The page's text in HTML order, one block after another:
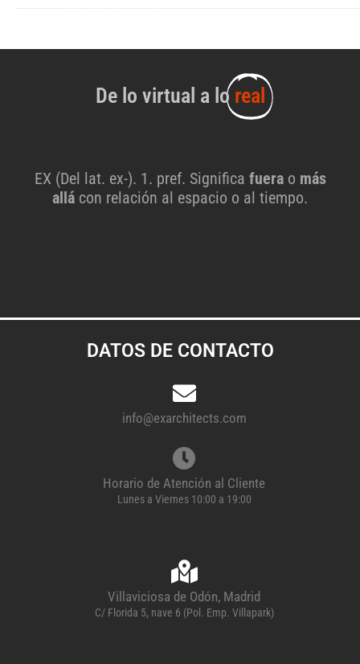
De lo virtual a lo real
EX (Del lat. ex-). 1. pref. Significa fuera o más
allá con relación al espacio o al tiempo.
DATOS DE CONTACTO
info@exarchitects.com
Horario de Atención al Cliente
Lunes a Viernes 10:00 a 19:00
Villaviciosa de Odón, Madrid
C/ Florida 5, nave 6 (Pol. Emp. Villapark)